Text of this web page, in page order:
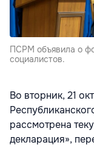
ПСРМ объявила о
социалистов.
Во вторник, 21
рассмотрена
декларация»,